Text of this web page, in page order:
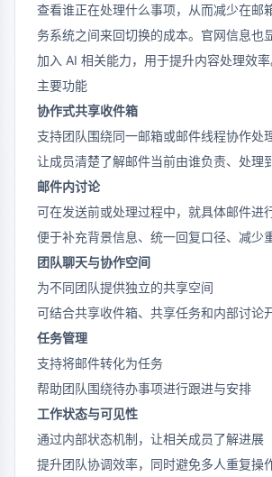
查看谁正在处理什么事项，从而减少在邮
务系统之间来回切换的成本。官网信息也
加入 AI 相关能力，用于提升内容处理效率
主要功能
协作式共享收件箱
支持团队围绕同一邮箱或邮件线程协作处
让成员清楚了解邮件当前由谁负责、处理
邮件内讨论
可在发送前或处理过程中，就具体邮件进
便于补充背景信息、统一回复口径、减少
团队聊天与协作空间
为不同团队提供独立的共享空间
可结合共享收件箱、共享任务和内部讨论
任务管理
支持将邮件转化为任务
帮助团队围绕待办事项进行跟进与安排
工作状态与可见性
通过内部状态机制，让相关成员了解进展
提升团队协调效率，同时避免多人重复操